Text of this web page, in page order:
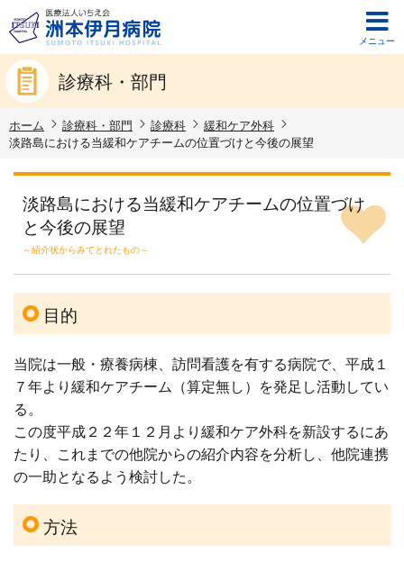
メニュー
診療科・部門
ホーム 診療科・部門 診療科
緩和ケア外科
淡路島における当緩和ケアチームの位置づけと今後の展望
淡路島における当緩和ケアチームの位置づけ
と今後の展望
～紹介状からみてとれたもの～
目的
当院は一般・療養病棟、訪問看護を有する病院で、平成１
７年より緩和ケアチーム（算定無し）を発足し活動してい
る。
この度平成２２年１２月より緩和ケア外科を新設するにあ
たり、これまでの他院からの紹介内容を分析し、他院連携
の一助となるよう検討した。
方法